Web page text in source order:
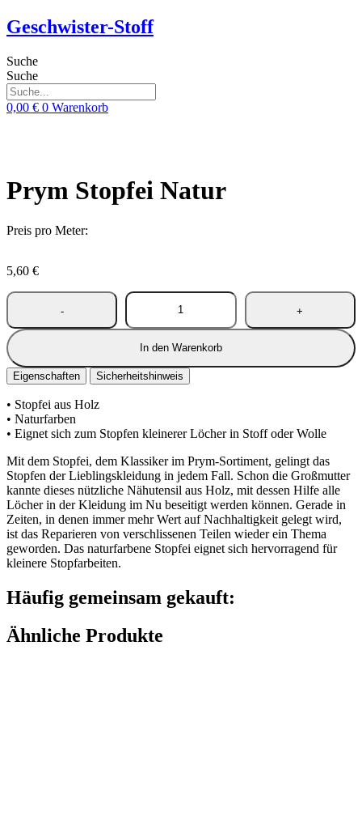
Zum
Inhalt
Geschwister-Stoff
Suche
Suche
0,00 € 0 Warenkorb
Prym Stopfei Natur
Preis pro Meter:
5,60 €
In den Warenkorb
Eigenschaften Sicherheitshinweis
• Stopfei aus Holz
• Naturfarben
• Eignet sich zum Stopfen kleinerer Löcher in Stoff oder Wolle
Mit dem Stopfei, dem Klassiker im Prym-Sortiment, gelingt das
Stopfen der Lieblingskleidung in jedem Fall. Schon die Großmutter
kannte dieses nützliche Nähutensil aus Holz, mit dessen Hilfe alle
Löcher in der Kleidung im Nu beseitigt werden können. Gerade in
Zeiten, in denen immer mehr Wert auf Nachhaltigkeit gelegt wird,
ist das Reparieren von verschlissenen Teilen wieder ein Thema
geworden. Das naturfarbene Stopfei eignet sich hervorragend für
kleinere Stopfarbeiten.
Häufig gemeinsam gekauft:
Ähnliche Produkte